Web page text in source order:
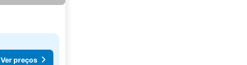
Ver preços